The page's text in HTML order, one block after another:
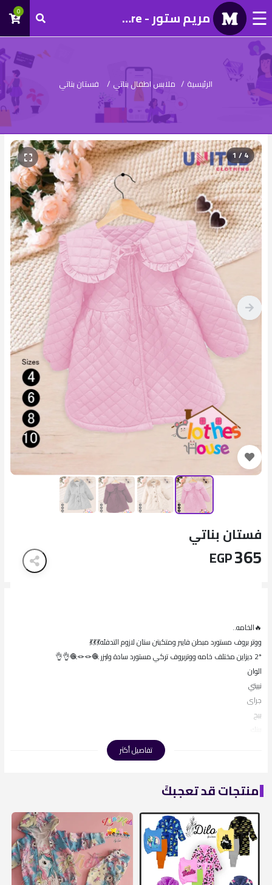
☰ مريم ستور - Mariam Store
تسجيل
دخول
0
الرئيسية / ملابس اطفال بناتي / فستان بناتي
1 / 4
فستان بناتي
365
EGP
🔥الخامه..
ووتر بروف مستورد مبطن فايبر ومتكبتن ستان لازوم التدفئه💃💃💃
*2 ديزاين مختلف خامه ووتربروف تركي مستورد سادة وليزر 🧶🪢🪢🧶👌👌
الوان
نبيتي
جراى
بيج
بينك
🎆تلبيس فعلى وكلكم مربين تلبيس يونايتد مش كلام
تفاصيل أكثر
منتجات قد تعجبكً